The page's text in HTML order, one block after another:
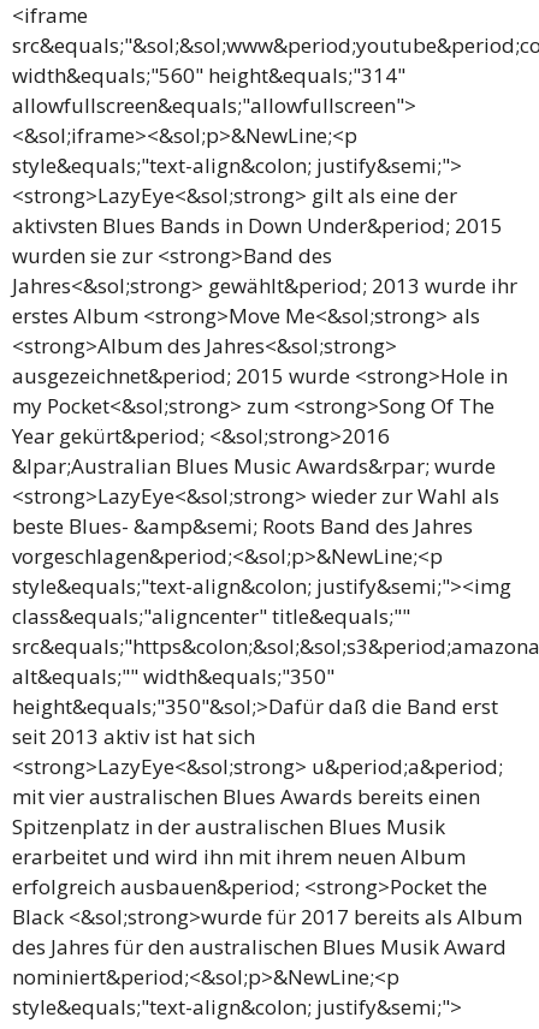
<iframe
width&equals;"560" height&equals;"314"
allowfullscreen&equals;"allowfullscreen">
<&sol;iframe><&sol;p>&NewLine;<p
style&equals;"text-align&colon; justify&semi;">
<strong>LazyEye<&sol;strong> gilt als eine der
aktivsten Blues Bands in Down Under&period; 2015
wurden sie zur <strong>Band des
Jahres<&sol;strong> gewählt&period; 2013 wurde ihr
erstes Album <strong>Move Me<&sol;strong> als
<strong>Album des Jahres<&sol;strong>
ausgezeichnet&period; 2015 wurde <strong>Hole in
my Pocket<&sol;strong> zum <strong>Song Of The
Year gekürt&period; <&sol;strong>2016
&lpar;Australian Blues Music Awards&rpar; wurde
<strong>LazyEye<&sol;strong> wieder zur Wahl als
beste Blues- &amp&semi; Roots Band des Jahres
vorgeschlagen&period;<&sol;p>&NewLine;<p
style&equals;"text-align&colon; justify&semi;"><img
class&equals;"aligncenter" title&equals;""
alt&equals;"" width&equals;"350"
height&equals;"350"&sol;>Dafür daß die Band erst
seit 2013 aktiv ist hat sich
<strong>LazyEye<&sol;strong> u&period;a&period;
mit vier australischen Blues Awards bereits einen
Spitzenplatz in der australischen Blues Musik
erarbeitet und wird ihn mit ihrem neuen Album
erfolgreich ausbauen&period; <strong>Pocket the
Black <&sol;strong>wurde für 2017 bereits als Album
des Jahres für den australischen Blues Musik Award
nominiert&period;<&sol;p>&NewLine;<p
style&equals;"text-align&colon; justify&semi;">